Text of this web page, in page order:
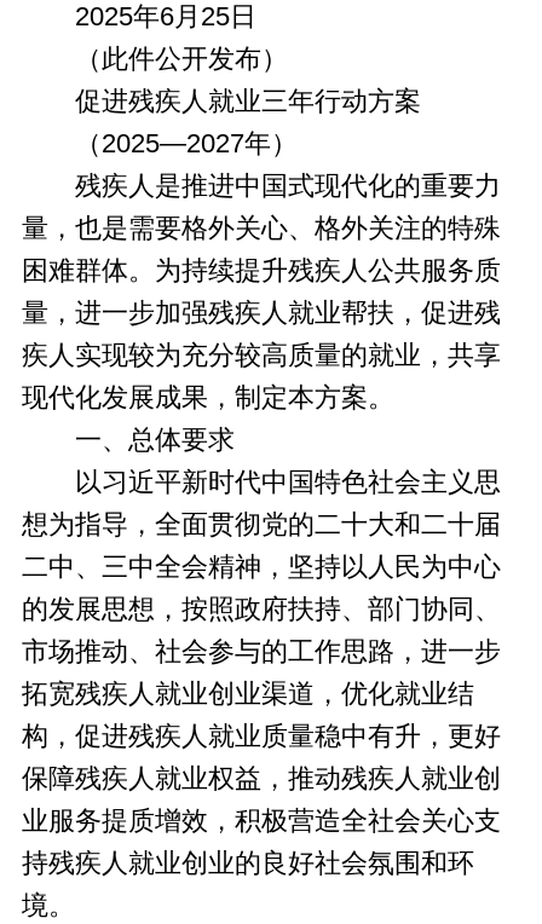
2025年6月25日
（此件公开发布）
促进残疾人就业三年行动方案
（2025—2027年）
残疾人是推进中国式现代化的重要力
量，也是需要格外关心、格外关注的特殊
困难群体。为持续提升残疾人公共服务质
量，进一步加强残疾人就业帮扶，促进残
疾人实现较为充分较高质量的就业，共享
现代化发展成果，制定本方案。
一、总体要求
以习近平新时代中国特色社会主义思
想为指导，全面贯彻党的二十大和二十届
二中、三中全会精神，坚持以人民为中心
的发展思想，按照政府扶持、部门协同、
市场推动、社会参与的工作思路，进一步
拓宽残疾人就业创业渠道，优化就业结
构，促进残疾人就业质量稳中有升，更好
保障残疾人就业权益，推动残疾人就业创
业服务提质增效，积极营造全社会关心支
持残疾人就业创业的良好社会氛围和环
境。